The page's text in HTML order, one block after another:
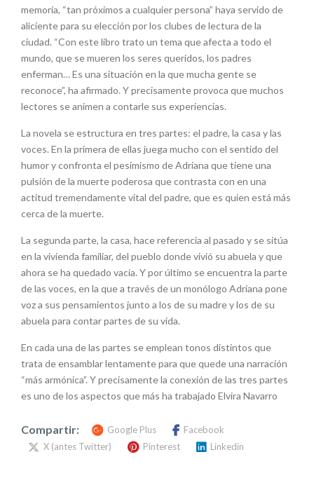
memoria, “tan próximos a cualquier persona” haya servido de
aliciente para su elección por los clubes de lectura de la
ciudad. “Con este libro trato un tema que afecta a todo el
mundo, que se mueren los seres queridos, los padres
enferman… Es una situación en la que mucha gente se
reconoce”, ha afirmado. Y precisamente provoca que muchos
lectores se animen a contarle sus experiencias.
La novela se estructura en tres partes: el padre, la casa y las
voces. En la primera de ellas juega mucho con el sentido del
humor y confronta el pesimismo de Adriana que tiene una
pulsión de la muerte poderosa que contrasta con en una
actitud tremendamente vital del padre, que es quien está más
cerca de la muerte.
La segunda parte, la casa, hace referencia al pasado y se sitúa
en la vivienda familiar, del pueblo donde vivió su abuela y que
ahora se ha quedado vacía. Y por último se encuentra la parte
de las voces, en la que a través de un monólogo Adriana pone
voz a sus pensamientos junto a los de su madre y los de su
abuela para contar partes de su vida.
En cada una de las partes se emplean tonos distintos que
trata de ensamblar lentamente para que quede una narración
“más armónica”. Y precisamente la conexión de las tres partes
es uno de los aspectos que más ha trabajado Elvira Navarro
Compartir: Google Plus
Facebook
X (antes Twitter)
Pinterest Linkedin